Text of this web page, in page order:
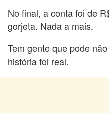
No final, a conta foi de
gorjeta. Nada a mais.
Tem gente que pode
história foi real.